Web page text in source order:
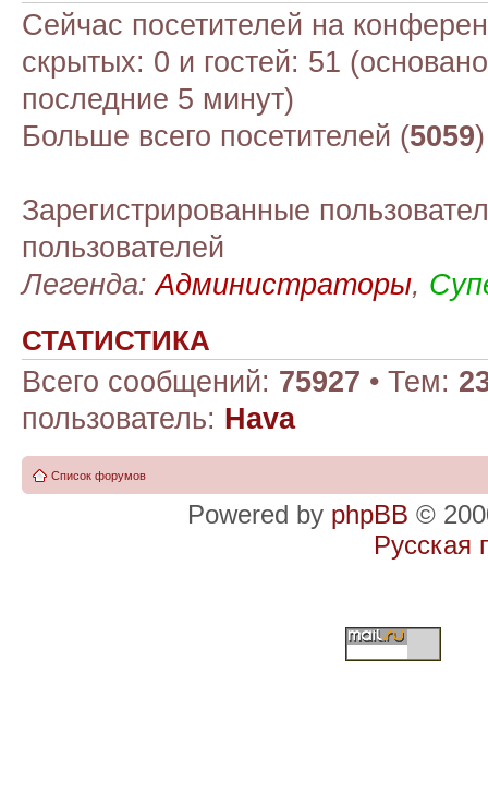
Сейчас посетителей на
скрытых: 0 и гостей: 51
последние 5 минут)
Больше всего посетителей (5059
Зарегистрированные
пользователей
Легенда:Администраторы,
СТАТИСТИКА
Всего сообщений: 75927 • Тем:
пользователь: Hava
Список форумов
Powered by phpBB ©
Русская